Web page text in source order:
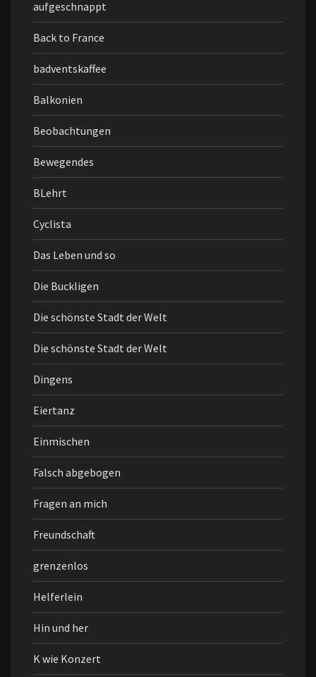
aufgeschnappt
Back to France
badventskaffee
Balkonien
Beobachtungen
Bewegendes
BLehrt
Cyclista
Das Leben und so
Die Buckligen
Die schönste Stadt der Welt
Die schönste Stadt der Welt
Dingens
Eiertanz
Einmischen
Falsch abgebogen
Fragen an mich
Freundschaft
grenzenlos
Helferlein
Hin und her
K wie Konzert